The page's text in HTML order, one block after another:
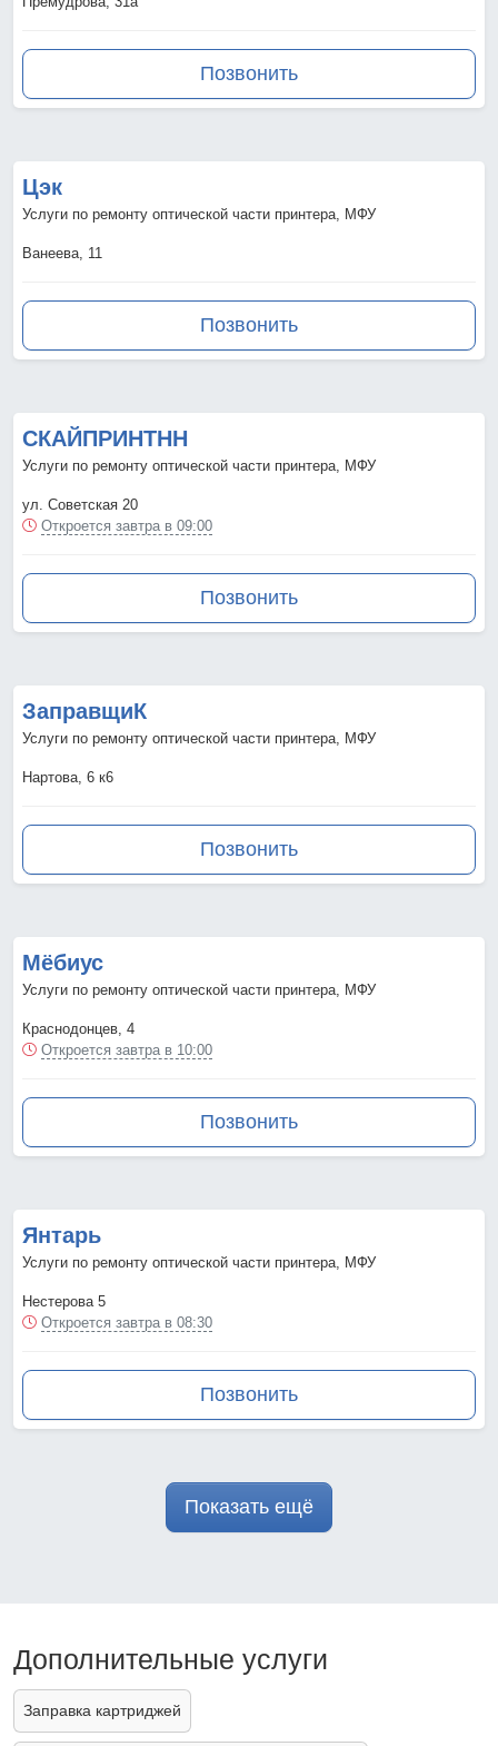
Позвонить
Цэк
Услуги по ремонту оптической части принтера, МФУ
Ванеева, 11
Позвонить
СКАЙПРИНТНН
Услуги по ремонту оптической части принтера, МФУ
ул. Советская 20
Откроется завтра в 09:00
Позвонить
ЗаправщиК
Услуги по ремонту оптической части принтера, МФУ
Нартова, 6 к6
Позвонить
Мёбиус
Услуги по ремонту оптической части принтера, МФУ
Краснодонцев, 4
Откроется завтра в 10:00
Позвонить
Янтарь
Услуги по ремонту оптической части принтера, МФУ
Нестерова 5
Откроется завтра в 08:30
Позвонить
Показать ещё
Дополнительные услуги
Заправка картриджей